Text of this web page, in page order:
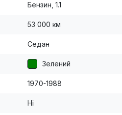
Бензин, 1.1
53 000 км
Седан
Зелений
1970-1988
Ні